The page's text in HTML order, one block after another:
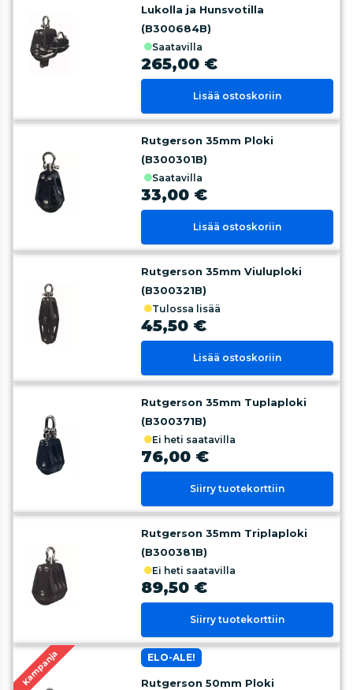
Lukolla ja Hunsvotilla
(B300684B)
saatavilla
265,00 €
Lisää ostoskoriin
Rutgerson 35mm Ploki
(B300301B)
saatavilla
33,00 €
Lisää ostoskoriin
Rutgerson 35mm Viuluploki
(B300321B)
tulossa lisää
45,50 €
Lisää ostoskoriin
Rutgerson 35mm Tuplaploki
(B300371B)
ei heti saatavilla
76,00 €
Siirry tuotekorttiin
Rutgerson 35mm Triplaploki
(B300381B)
ei heti saatavilla
89,50 €
Siirry tuotekorttiin
Kampanja ELO-ALE!
Rutgerson 50mm Ploki